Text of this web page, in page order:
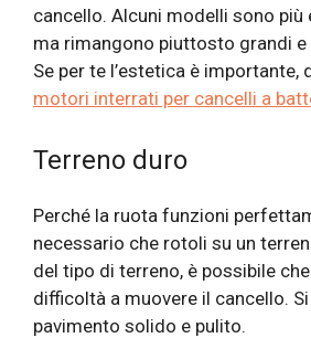
cancello. Alcuni modelli sono più
ma rimangono piuttosto grandi e
Se per te l’estetica è importante,
motori interrati per cancelli a
Terreno duro
Perché la ruota funzioni
necessario che rotoli su un
del tipo di terreno, è possibile
difficoltà a muovere il cancello.
pavimento solido e pulito.